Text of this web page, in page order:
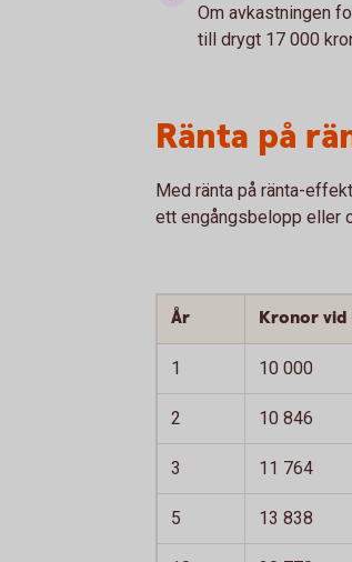
Om avkastningen
till drygt 17 000
Ränta på
Med ränta på ränta-
ett engångs­belopp eller
År Kronor vid
1 10 000
2 10 846
3 11 764
5 13 838